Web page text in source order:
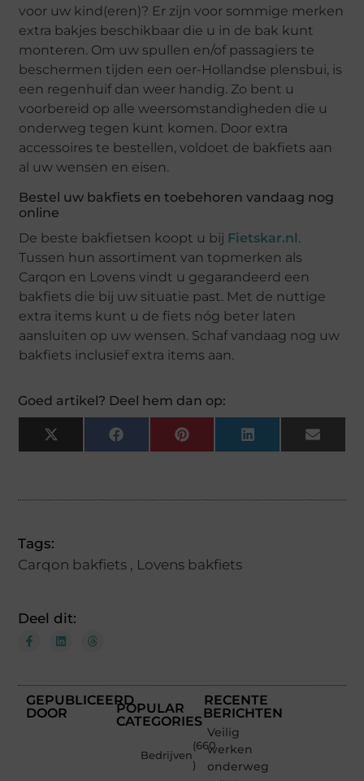
voor uw kind(eren)? Er zijn voor sommige merken
extra bakjes beschikbaar die u in de bak kunt
monteren. Om uw spullen en/of passagiers te
beschermen tijden een oer-Hollandse plensbui, is
een regenhuif dan weer handig. Zo bent u
voorbereid op alle weersomstandigheden die u
onderweg tegen kunt komen. Door extra
accessoires te bestellen, voldoet de bakfiets aan
al uw wensen en eisen.
Bestel uw bakfiets en toebehoren vandaag nog
online
De beste bakfietsen koopt u bij Fietskar.nl.
Tussen hun assortiment van topmerken als
Carqon en Lovens vindt u gegarandeerd een
bakfiets die bij uw situatie past. Met de nuttige
extra items kunt u de fiets nóg beter laten
aansluiten op uw wensen. Schaf vandaag nog uw
bakfiets inclusief extra items aan.
Goed artikel? Deel hem dan op:
X
(Twitter)
FacebookPinterestLinkedInEmail
Tags:
Carqon bakfiets , Lovens bakfiets
Deel dit:
GEPUBLICEERD
DOOR
POPULAR
CATEGORIES
Bedrijven
(660
)
RECENTE
BERICHTEN
Veilig
werken
onderweg: